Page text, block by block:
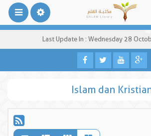
Last Update In : Wednesday 28
Islam dan